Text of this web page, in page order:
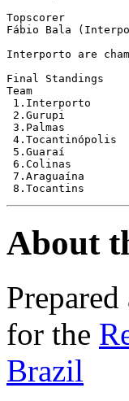
Topscorer
Fábio Bala
Interporto are
Final Standings
Team
1.Interporto
2.Gurupi
3.Palmas
5.Guaraí
6.Colinas
7.Araguaína
About
for the
Brazil